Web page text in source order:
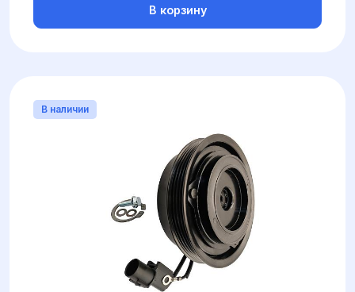
В корзину
В наличии